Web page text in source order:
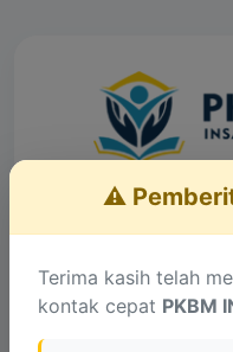
⚠️
Terima kasih telah
kontak cepat PKBM